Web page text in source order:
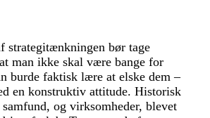
strategitænkningen bør tage
man ikke skal være bange for
burde faktisk lære at elske dem –
en konstruktiv attitude. Historisk
og virksomheder, blevet